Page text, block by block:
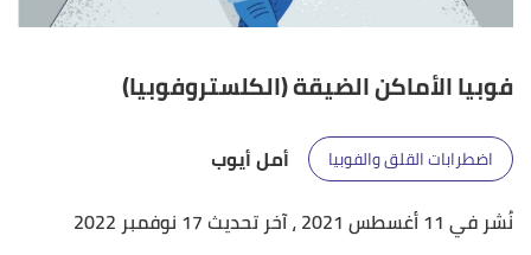
فوبيا الأماكن الضيقة (الكلستروفوبيا)
اضطرابات القلق والفوبيا
أمل أيوب
نُشر في 11 أغسطس 2021
، آخر تحديث 17 نوفمبر 2022